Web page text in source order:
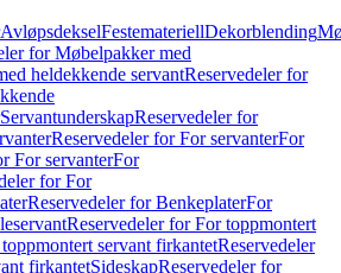
AvløpsdekselFestemateriellDekorblending
for Møbelpakker med
heldekkende servantReservedeler for
ServantunderskapReservedeler for
Reservedeler for For servanterFor
For servanterFor
for For
Reservedeler for BenkeplaterFor
Reservedeler for For toppmontert
servant firkantetReservedeler
firkantetSideskapReservedeler for